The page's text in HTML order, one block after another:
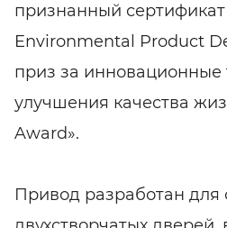
признанный
Environmental Product
приз за инновационные
улучшения качества
Award».
Привод разработан для